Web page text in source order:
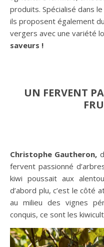
produits. Spécialisé dans
ils proposent également
vergers avec une variété
saveurs !
UN FERVENT
Christophe Gautheron,
fervent passionné
kiwi poussait aux
d’abord plu, c’est le côté
au milieu des vignes
conquis, ce sont les